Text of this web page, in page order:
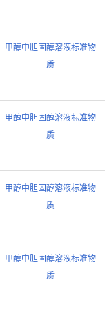
甲醇中胆固醇溶液标准物
质
甲醇中胆固醇溶液标准物
质
甲醇中胆固醇溶液标准物
质
甲醇中胆固醇溶液标准物
质